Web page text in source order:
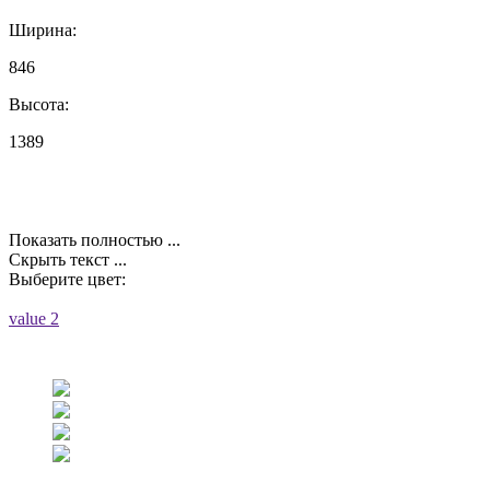
Ширина:
846
Высота:
1389
Показать полностью ...
Скрыть текст ...
Выберите цвет:
value 2